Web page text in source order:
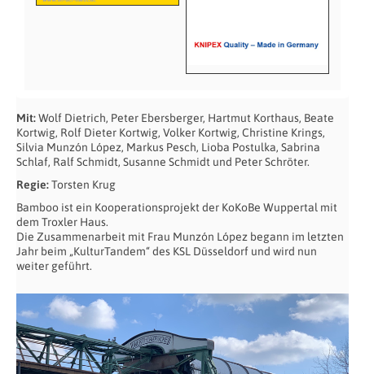
Mit:Wolf Dietrich, Peter Ebersberger, Hartmut Korthaus, Beate
Kortwig, Rolf Dieter Kortwig, Volker Kortwig, Christine Krings,
Silvia Munzón López, Markus Pesch, Lioba Postulka, Sabrina
Schlaf, Ralf Schmidt, Susanne Schmidt und Peter Schröter.
Regie:Torsten Krug
Bamboo ist ein Kooperationsprojekt der KoKoBe Wuppertal mit
dem Troxler Haus.
Die Zusammenarbeit mit Frau Munzón López begann im letzten
Jahr beim „KulturTandem“ des KSL Düsseldorf und wird nun
weiter geführt.